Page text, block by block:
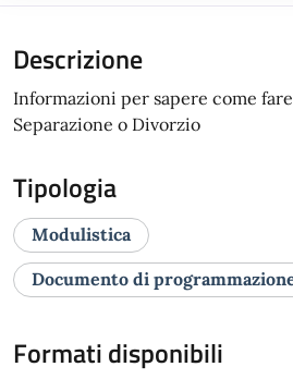
Descrizione
Informazioni per sapere come
Separazione o Divorzio
Tipologia
Modulistica
Documento di
Formati disponibili